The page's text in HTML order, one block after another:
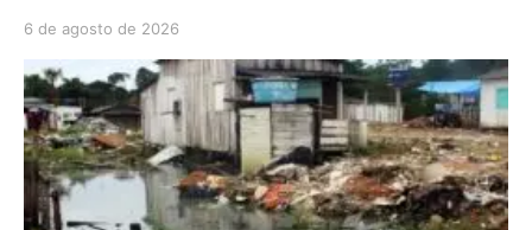
6 de agosto de 2026